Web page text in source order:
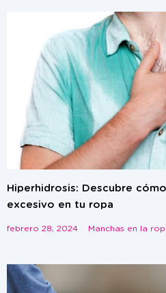
Hiperhidrosis: Descubre
excesivo en tu ropa
febrero 28, 2024 Manchas en la